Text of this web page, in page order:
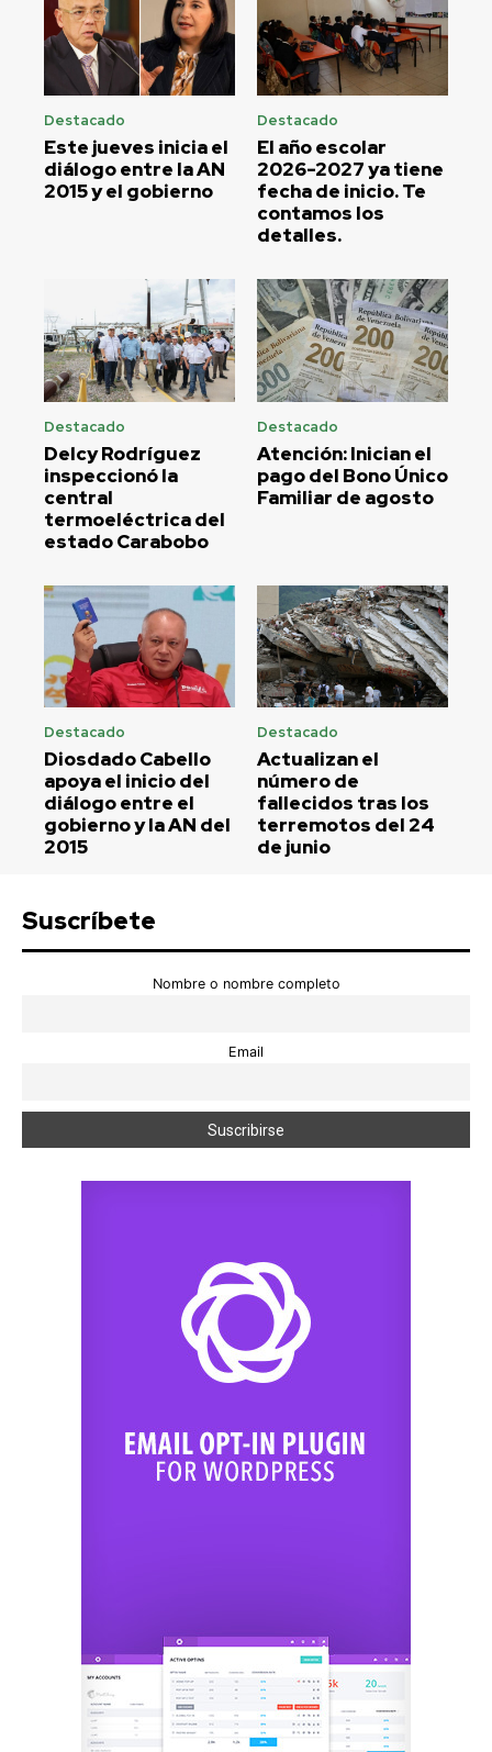
Destacado
Este jueves inicia el
diálogo entre la AN
2015 y el gobierno
Destacado
El año escolar
2026-2027 ya tiene
fecha de inicio. Te
contamos los
detalles.
Destacado
Delcy Rodríguez
inspeccionó la
central
termoeléctrica del
estado Carabobo
Destacado
Atención: Inician el
pago del Bono Único
Familiar de agosto
Destacado
Diosdado Cabello
apoya el inicio del
diálogo entre el
gobierno y la AN del
2015
Destacado
Actualizan el
número de
fallecidos tras los
terremotos del 24
de junio
Suscríbete
Nombre o nombre completo
Email